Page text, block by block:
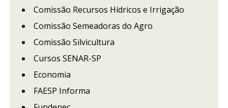
Comissão Recursos Hídricos e Irrigação
Comissão Semeadoras do Agro
Comissão Silvicultura
Cursos SENAR-SP
Economia
FAESP Informa